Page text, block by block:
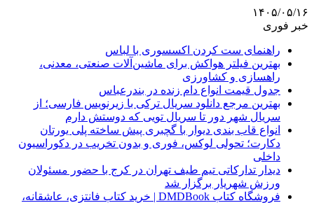
۱۴۰۵/۰۵/۱۶
خبر فوری
راهنمای ست کردن اکسسوری با لباس
بهترین فیلتر هواکش برای ماشین‌آلات صنعتی، معدنی،
راهسازی و کشاورزی
جدول قیمت انواع دام زنده در بندرعباس
بهترین مرجع دانلود سریال ترکی با زیرنویس فارسی؛ از
سریال شهر دور تا سریال تویی که دوستش دارم
انواع قاب بندی دیوار با گچبری پیش ساخته پلی یورتان
دکارت؛ تحولی لوکس، فوری و بدون تخریب در دکوراسیون
داخلی
دیدار تدارکاتی تیم طیف تهران در کرج با حضور مسئولان
ورزش شهریار برگزار شد
فروشگاه کتاب DMDBook | خرید کتاب فانتزی، عاشقانه،